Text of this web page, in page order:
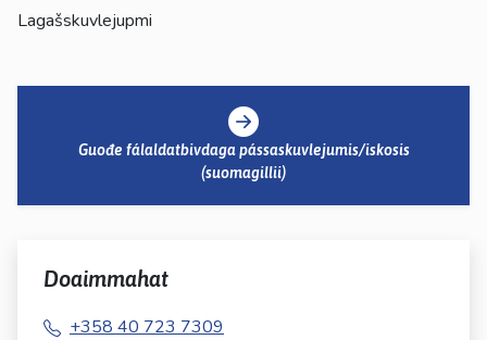
Lagašskuvlejupmi
Guođe fálaldatbivdaga pássaskuvlejumis/iskosis
(suomagillii)
Doaimmahat
+358 40 723 7309